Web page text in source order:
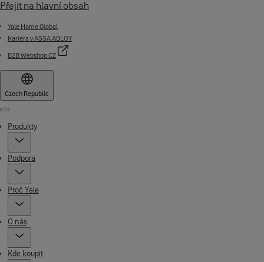
Přejít na hlavní obsah
Yale Home Global
Kariéra v ASSA ABLOY
B2B Webshop CZ
Czech Republic
Menu
Produkty
Podpora
Proč Yale
O nás
Kde koupit